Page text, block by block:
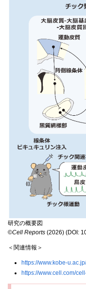
研究の概要図
©Cell Reports (2026) (DOI:
＜関連情報＞
https://www.kobe-
https://www.cell.com/